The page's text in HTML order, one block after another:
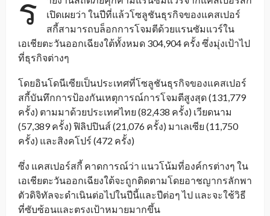
ร
เปิดเผยว่า ในปีที่แล้วโซลูชันธุรกิจของแคสเปอร์
สกี้สามารถบล็อกการโจมตีด้วยแรนซัมแวร์ใน
เอเชียตะวันออกเฉียงใต้ทั้งหมด 304,904 ครั้ง ซึ่งมุ่งเป้าไป
ที่ธุรกิจต่างๆ
โดยอินโดนีเซียเป็นประเทศที่โซลูชันธุรกิจของแคสเปอร์
สกี้บันทึกการป้องกันเหตุการณ์การโจมตีสูงสุด (131,779
ครั้ง) ตามมาด้วยประเทศไทย (82,438 ครั้ง) เวียดนาม
(57,389 ครั้ง) ฟิลิปปินส์ (21,076 ครั้ง) มาเลเซีย (11,750
ครั้ง) และสิงคโปร์ (472 ครั้ง)
ซึ่ง แคสเปอร์สกี้ คาดการณ์ว่า แนวโน้มที่องค์กรต่างๆ ใน
เอเชียตะวันออกเฉียงใต้จะถูกติดตามโดยอาชญากรลักพา
ตัวดิจิทัลจะดำเนินต่อไปในปีนี้และปีต่อๆ ไป และจะใช้วิธี
ที่ซับซ้อนและตรงเป้าหมายมากขึ้น